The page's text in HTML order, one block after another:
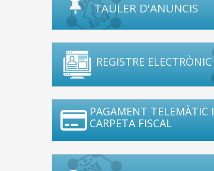
TAULER D'ANUNCIS
REGISTRE ELECTRÒNIC
PAGAMENT TELEMÀTIC I
CARPETA FISCAL